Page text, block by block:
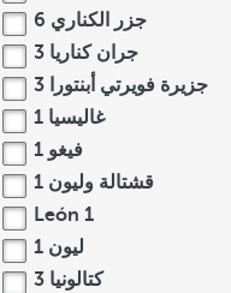
جزر الكناري 6
جران كناريا 3
جزيرة فويرتي أبنتورا 3
غاليسيا 1
فيغو 1
قشتالة وليون 1
León 1
ليون 1
كتالونيا 3